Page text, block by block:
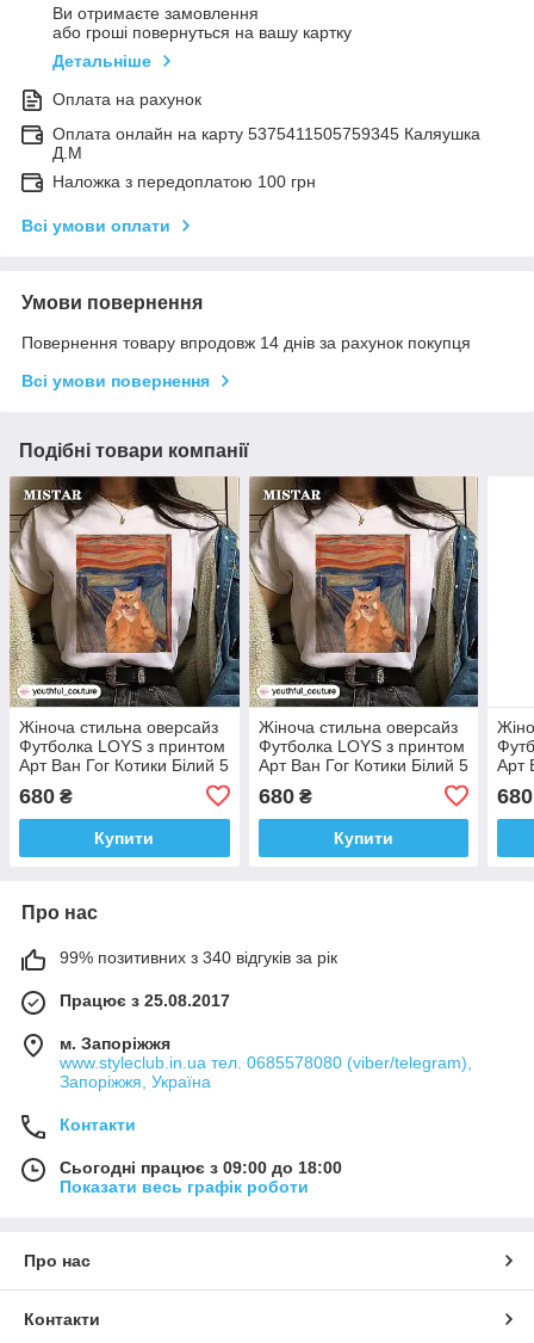
Ви отримаєте замовлення
або гроші повернуться на вашу картку
Детальніше
Оплата на рахунок
Оплата онлайн на карту 5375411505759345 Каляушка
Д.М
Наложка з передоплатою 100 грн
Всі умови оплати
Умови повернення
Повернення товару впродовж 14 днів за рахунок покупця
Всі умови повернення
Подібні товари компанії
Жіноча стильна оверсайз
Футболка LOYS з принтом
Арт Ван Гог Котики Білий 5
680 ₴
Купити
Жіноча стильна оверсайз
Футболка LOYS з принтом
Арт Ван Гог Котики Білий 5
680₴
Купити
Арт
680
Про нас
99% позитивних з 340 відгуків за рік
Працює з 25.08.2017
м. Запоріжжя
www.styleclub.in.ua тел. 0685578080 (viber/telegram),
Запоріжжя, Україна
Контакти
Сьогодні працює з 09:00 до 18:00
Показати весь графік роботи
Про нас
Контакти